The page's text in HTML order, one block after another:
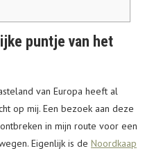
puntje van het
van Europa heeft al
op mij. Een bezoek aan deze
in mijn route voor een
Eigenlijk is de Noordkaap